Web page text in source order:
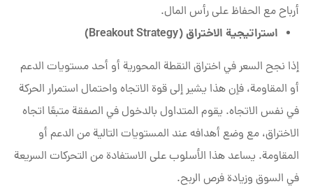
أرباح مع الحفاظ على رأس المال.
استراتيجية الاختراق (Breakout Strategy)
إذا نجح السعر في اختراق النقطة المحورية أو أحد مستويات الدعم
أو المقاومة، فإن هذا يشير إلى قوة الاتجاه واحتمال استمرار الحركة
في نفس الاتجاه. يقوم المتداول بالدخول في الصفقة متبعًا اتجاه
الاختراق، مع وضع أهدافه عند المستويات التالية من الدعم أو
المقاومة. يساعد هذا الأسلوب على الاستفادة من التحركات السريعة
في السوق وزيادة فرص الربح.